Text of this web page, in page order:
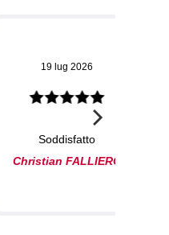
19 lug 2026
Soddisfatto
Christian FALLIERO